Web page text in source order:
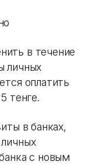
в течение
личных
оплатить
тенге.
в банках,
с новым